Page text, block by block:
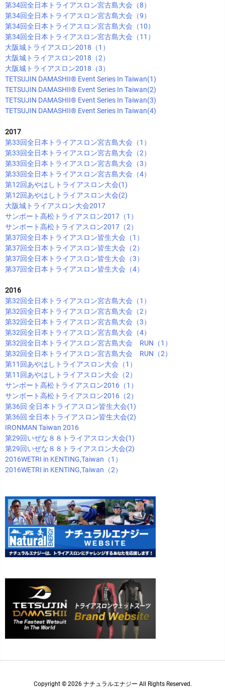
第34回全日本トライアスロン宮古島大会（8）
第34回全日本トライアスロン宮古島大会（9）
第34回全日本トライアスロン宮古島大会（10）
第34回全日本トライアスロン宮古島大会（11）
大阪城トライアスロン2018（1）
大阪城トライアスロン2018（2）
大阪城トライアスロン2018（3）
TETSUJIN DAMASHII®︎ Event Series In Taiwan(1)
TETSUJIN DAMASHII®︎ Event Series In Taiwan(2)
TETSUJIN DAMASHII®︎ Event Series In Taiwan(3)
TETSUJIN DAMASHII®︎ Event Series In Taiwan(4)
2017
第33回全日本トライアスロン宮古島大会（1）
第33回全日本トライアスロン宮古島大会（2）
第33回全日本トライアスロン宮古島大会（3）
第33回全日本トライアスロン宮古島大会（4）
第12回あやはしトライアスロン大会(1)
第12回あやはしトライアスロン大会(2)
大阪城トライアスロン大会2017
サンポート高松トライアスロン2017（1）
サンポート高松トライアスロン2017（2）
第37回全日本トライアスロン皆生大会（1）
第37回全日本トライアスロン皆生大会（2）
第37回全日本トライアスロン皆生大会（3）
第37回全日本トライアスロン皆生大会（4）
2016
第32回全日本トライアスロン宮古島大会（1）
第32回全日本トライアスロン宮古島大会（2）
第32回全日本トライアスロン宮古島大会（3）
第32回全日本トライアスロン宮古島大会（4）
第32回全日本トライアスロン宮古島大会 RUN（1）
第32回全日本トライアスロン宮古島大会 RUN（2）
第11回あやはしトライアスロン大会（1）
第11回あやはしトライアスロン大会（2）
サンポート高松トライアスロン2016（1）
サンポート高松トライアスロン2016（2）
第36回 全日本トライアスロン皆生大会(1)
第36回 全日本トライアスロン皆生大会(2)
IRONMAN Taiwan 2016
第29回いぜな８８トライアスロン大会(1)
第29回いぜな８８トライアスロン大会(2)
2016WETRI in KENTING,Taiwan（1）
2016WETRI in KENTING,Taiwan（2）
Copyright © 2026 ナチュラルエナジー All Rights Reserved.